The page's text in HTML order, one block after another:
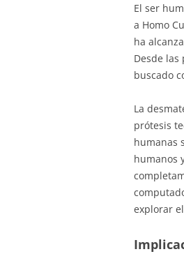
El ser
a Homo
ha
Desde
buscado
La
prótesis
humanas
humanos
explorar